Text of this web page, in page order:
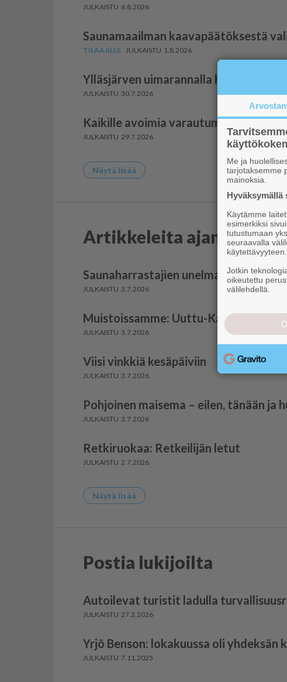
6.8.2026
Saunamaailman kaavapäätöksestä
1.8.2026
Ylläsjärven uimarannalla havaittiin
30.7.2026
Kaikille avoimia
29.7.2026
Näytä lisää
Artikkeleita
Saunaharrastajien unelma kasvaa
3.7.2026
Muistoissamme: Uuttu-Kallele
3.7.2026
Viisi vinkkiä kesäpäiviin
3.7.2026
Pohjoinen maisema – eilen, tänään ja
3.7.2026
Retkiruokaa: Retkeilijän letut
2.7.2026
Näytä lisää
Postia lukijoilta
Autoilevat turistit ladulla
27.2.2026
Yrjö Benson: lokakuussa oli
7.11.2025
Me ja
tarjotaksemme
mainoksia.
Hyväksymällä
Käytämme
esimerkiksi
tutustumaan
seuraavalla
käytettävyyteen.
Jotkin
oikeutettu
välilehdellä.